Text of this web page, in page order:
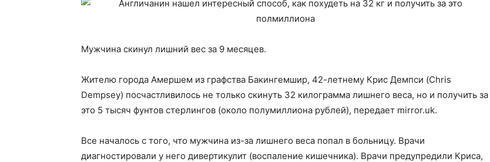
Мужчина скинул лишний вес за 9 месяцев.
Жителю города Амершем из графства Бакингемшир, 42-летнему Крис Демпси (Chris
Dempsey) посчастливилось не только скинуть 32 килограмма лишнего веса, но и получить за
это 5 тысяч фунтов стерлингов (около полумиллиона рублей), передает mirror.uk.
Все началось с того, что мужчина из-за лишнего веса попал в больницу. Врачи
диагностировали у него дивертикулит (воспаление кишечника). Врачи предупредили Криса,